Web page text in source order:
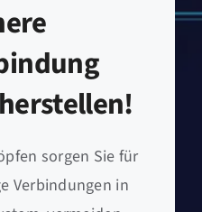
sorgen Sie für
Verbindungen in